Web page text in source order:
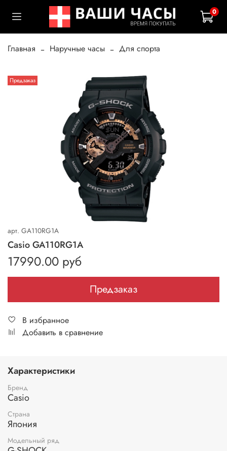
0
Главная Наручные часы Для спорта
Предзаказ
арт. GA110RG1A
Casio GA110RG1A
17990.00 руб
Предзаказ
В избранное
Добавить в сравнение
Характеристики
Бренд
Casio
Страна
Япония
Модельный ряд